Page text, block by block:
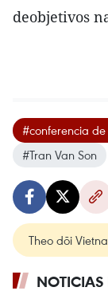
deobjetivos
#conferencia
#Tran Van Son
Theo dõi